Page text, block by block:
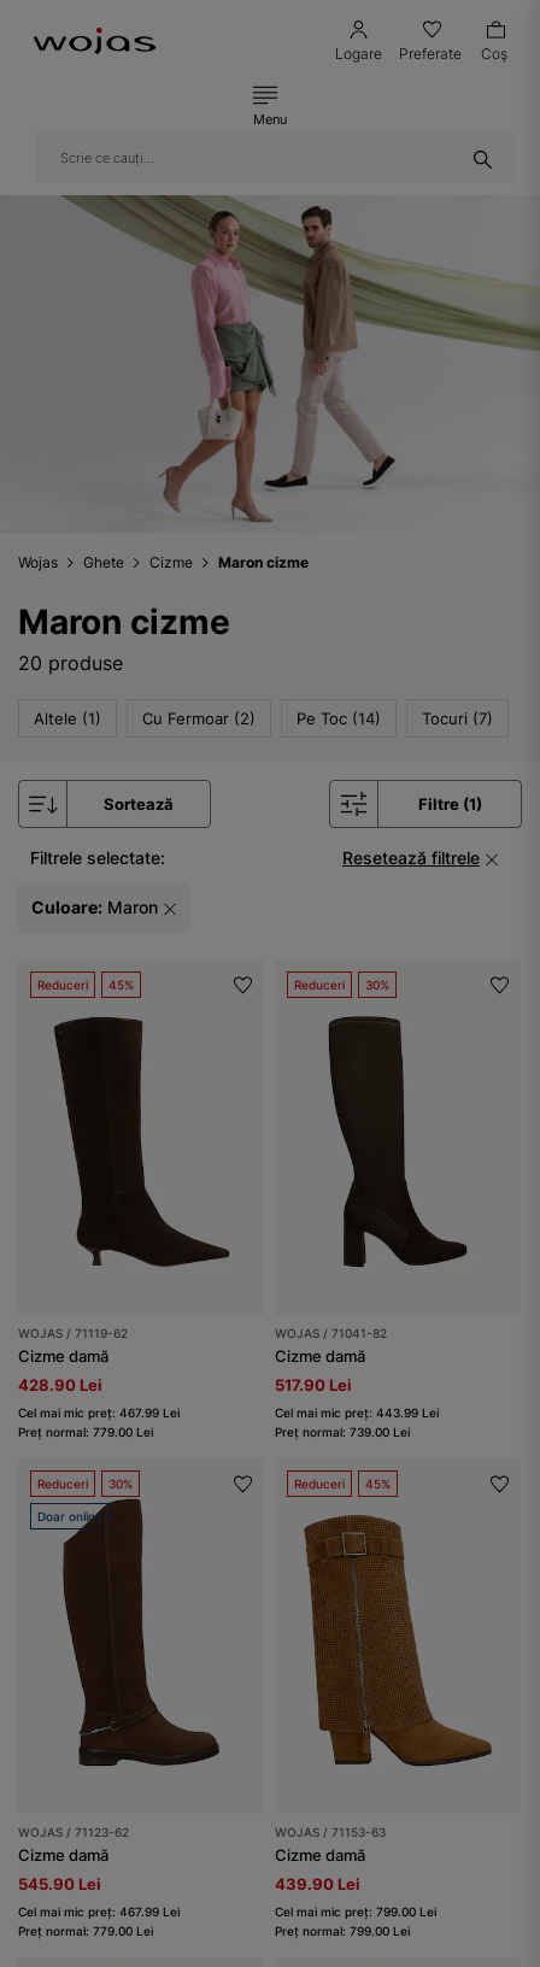
Logare Preferate Coş
Menu
Wojas Ghete Cizme Maron cizme
Maron cizme
20 produse
Altele (1) Cu Fermoar (2) Pe Toc (14) Tocuri (7)
Sortează Filtre (1)
Filtrele selectate: Resetează filtrele
Culoare: Maron
Reduceri 45%
WOJAS / 71119-62
Cizme damă
428.90 Lei
Cel mai mic preț: 467.99 Lei
Preț normal: 779.00 Lei
Reduceri 30%
WOJAS / 71041-82
Cizme damă
517.90 Lei
Cel mai mic preț: 443.99 Lei
Preț normal: 739.00 Lei
Reduceri 30%
Doar online
WOJAS / 71123-62
Cizme damă
545.90 Lei
Cel mai mic preț: 467.99 Lei
Preț normal: 779.00 Lei
Reduceri 45%
WOJAS / 71153-63
Cizme damă
439.90 Lei
Cel mai mic preț: 799.00 Lei
Preț normal: 799.00 Lei